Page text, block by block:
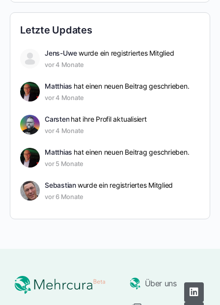
Letzte Updates
Jens-Uwewurde ein registriertes Mitglied
vor 4 Monate
Matthias hat einen neuen Beitrag geschrieben.
vor 4 Monate
Carsten hat ihre Profil aktualisiert
vor 4 Monate
Matthias hat einen neuen Beitrag geschrieben.
vor 5 Monate
Sebastianwurde ein registriertes Mitglied
vor 6 Monate
Über uns